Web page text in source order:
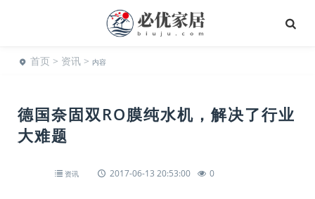
首页 > 资讯 > 内容
德国奈固双RO膜纯水机，解决了行业
大难题
资讯 2017-06-13 20:53:00 0